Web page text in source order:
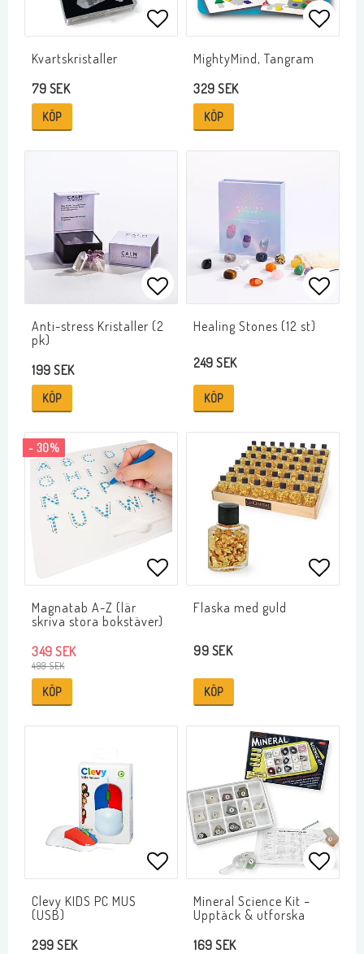
Lägg till i favoritlistan
Kvartskristaller
79 SEK
KÖP
Lägg
MightyMind, Tangram
329 SEK
KÖP
Lägg till i favoritlistan
Anti-stress Kristaller (2
pk)
199 SEK
KÖP
Lägg
Healing Stones (12 st)
249 SEK
KÖP
- 30%
Lägg till i favoritlistan
Magnatab A-Z (lär
skriva stora bokstäver)
499 SEK
349 SEK
KÖP
Flaska med guld
99 SEK
KÖP
Lägg till i favoritlistan
Clevy KIDS PC MUS
(USB)
299 SEK
Mineral Science Kit –
Upptäck & utforska
169 SEK